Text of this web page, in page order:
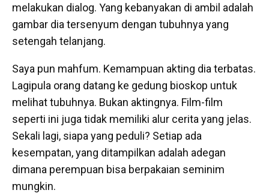
melakukan dialog. Yang kebanyakan di ambil adalah
gambar dia tersenyum dengan tubuhnya yang
setengah telanjang.
Saya pun mahfum. Kemampuan akting dia terbatas.
Lagipula orang datang ke gedung bioskop untuk
melihat tubuhnya. Bukan aktingnya. Film-film
seperti ini juga tidak memiliki alur cerita yang jelas.
Sekali lagi, siapa yang peduli? Setiap ada
kesempatan, yang ditampilkan adalah adegan
dimana perempuan bisa berpakaian seminim
mungkin.